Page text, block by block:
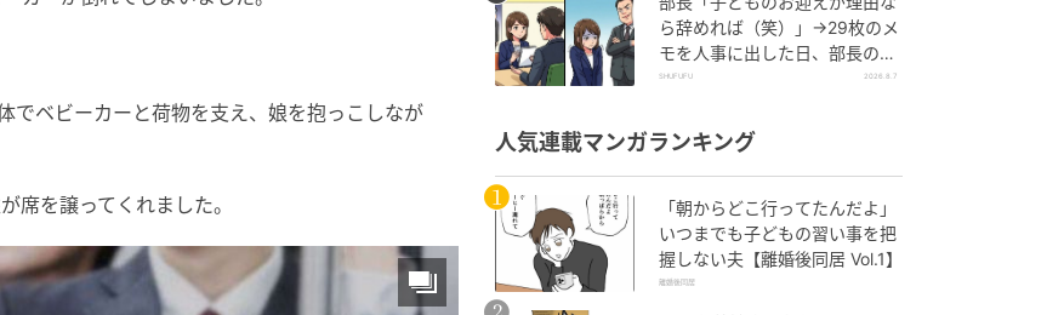
でベビーカーと荷物を支え、娘を抱っこしなが
席を譲ってくれました。
ら辞めれば（笑）」→29枚のメ
モを人事に出した日、部長の顔
が青ざめたワケ
SHUFUFU 2026.8.7
人気連載マンガランキング
「朝からどこ行ってたんだよ」
いつまでも子どもの習い事を把
握しない夫【離婚後同居 Vol.1】
離婚後同居